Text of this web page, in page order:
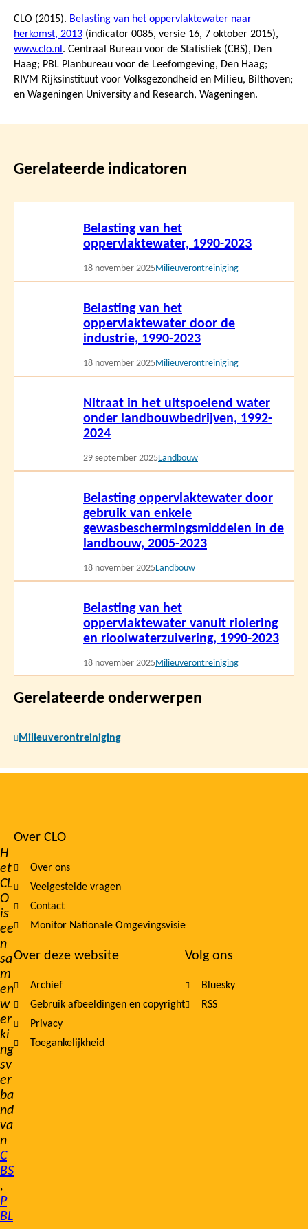
CLO (2015). Belasting van het oppervlaktewater naar
herkomst, 2013 (indicator 0085, versie 16, 7 oktober 2015),
www.clo.nl . Centraal Bureau voor de Statistiek (CBS), Den
Haag; PBL Planbureau voor de Leefomgeving, Den Haag;
RIVM Rijksinstituut voor Volksgezondheid en Milieu, Bilthoven;
en Wageningen University and Research, Wageningen.
Gerelateerde indicatoren
Belasting van het
oppervlaktewater, 1990-2023
18 november 2025Milieuverontreiniging
Belasting van het
oppervlaktewater door de
industrie, 1990-2023
18 november 2025Milieuverontreiniging
Nitraat in het uitspoelend water
onder landbouwbedrijven, 1992-
2024
29 september 2025Landbouw
Belasting oppervlaktewater door
gebruik van enkele
gewasbeschermingsmiddelen in de
landbouw, 2005-2023
18 november 2025Landbouw
Belasting van het
oppervlaktewater vanuit riolering
en rioolwaterzuivering, 1990-2023
18 november 2025Milieuverontreiniging
Gerelateerde onderwerpen
Milieuverontreiniging
H
et
CL
O
is
ee
n
sa
m
en
w
er
ki
ng
sv
er
ba
nd
va
n
C
BS
,
P
BL
Footer
navigation
Over CLO
Over ons
Veelgestelde vragen
Contact
Monitor Nationale Omgevingsvisie
Over deze website
Archief
Gebruik afbeeldingen en copyright
Privacy
Toegankelijkheid
Volg ons
Bluesky
RSS